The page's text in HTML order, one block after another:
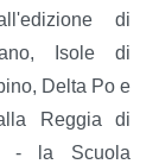
di
Isole di
Delta Po e
Reggia di
- la Scuola